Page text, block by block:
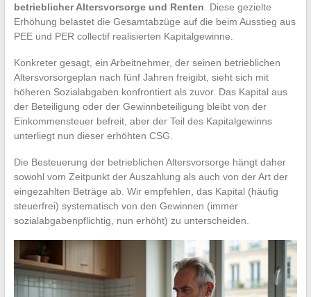
betrieblicher Altersvorsorge und Renten . Diese gezielte
Erhöhung belastet die Gesamtabzüge auf die beim Ausstieg aus
PEE und PER collectif realisierten Kapitalgewinne.
Konkreter gesagt, ein Arbeitnehmer, der seinen betrieblichen
Altersvorsorgeplan nach fünf Jahren freigibt, sieht sich mit
höheren Sozialabgaben konfrontiert als zuvor. Das Kapital aus
der Beteiligung oder der Gewinnbeteiligung bleibt von der
Einkommensteuer befreit, aber der Teil des Kapitalgewinns
unterliegt nun dieser erhöhten CSG.
Die Besteuerung der betrieblichen Altersvorsorge hängt daher
sowohl vom Zeitpunkt der Auszahlung als auch von der Art der
eingezahlten Beträge ab. Wir empfehlen, das Kapital (häufig
steuerfrei) systematisch von den Gewinnen (immer
sozialabgabenpflichtig, nun erhöht) zu unterscheiden.